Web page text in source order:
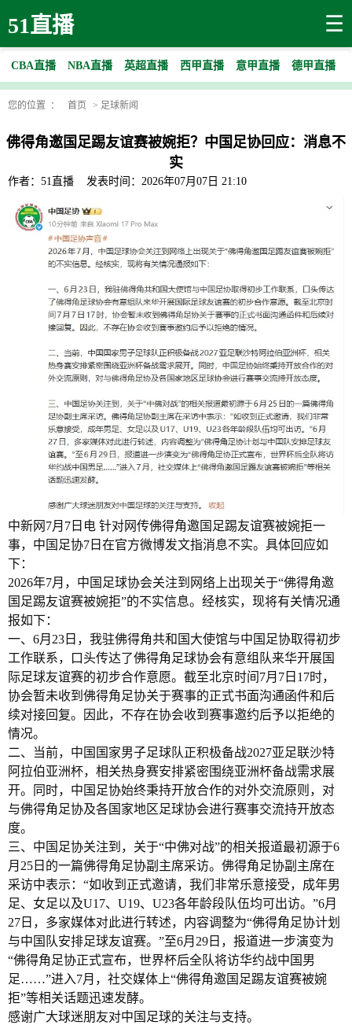
51直播 ☰
CBA直播 NBA直播 英超直播 西甲直播 意甲直播 德甲直播
您的位置 ： 首页 > 足球新闻
佛得角邀国足踢友谊赛被婉拒？中国足协回应：消息不
实
作者：51直播 发表时间：2026年07月07日 21:10
中新网7月7日电 针对网传佛得角邀国足踢友谊赛被婉拒一
事，中国足协7日在官方微博发文指消息不实。具体回应如
下：
2026年7月，中国足球协会关注到网络上出现关于“佛得角邀
国足踢友谊赛被婉拒”的不实信息。经核实，现将有关情况通
报如下：
一、6月23日，我驻佛得角共和国大使馆与中国足协取得初步
工作联系，口头传达了佛得角足球协会有意组队来华开展国
际足球友谊赛的初步合作意愿。截至北京时间7月7日17时，
协会暂未收到佛得角足协关于赛事的正式书面沟通函件和后
续对接回复。因此，不存在协会收到赛事邀约后予以拒绝的
情况。
二、当前，中国国家男子足球队正积极备战2027亚足联沙特
阿拉伯亚洲杯，相关热身赛安排紧密围绕亚洲杯备战需求展
开。同时，中国足协始终秉持开放合作的对外交流原则，对
与佛得角足协及各国家地区足球协会进行赛事交流持开放态
度。
三、中国足协关注到，关于“中佛对战”的相关报道最初源于6
月25日的一篇佛得角足协副主席采访。佛得角足协副主席在
采访中表示：“如收到正式邀请，我们非常乐意接受，成年男
足、女足以及U17、U19、U23各年龄段队伍均可出访。”6月
27日，多家媒体对此进行转述，内容调整为“佛得角足协计划
与中国队安排足球友谊赛。”至6月29日，报道进一步演变为
“佛得角足协正式宣布，世界杯后全队将访华约战中国男
足……”进入7月，社交媒体上“佛得角邀国足踢友谊赛被婉
拒”等相关话题迅速发酵。
感谢广大球迷朋友对中国足球的关注与支持。